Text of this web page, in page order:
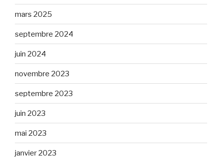
mars 2025
septembre 2024
juin 2024
novembre 2023
septembre 2023
juin 2023
mai 2023
janvier 2023